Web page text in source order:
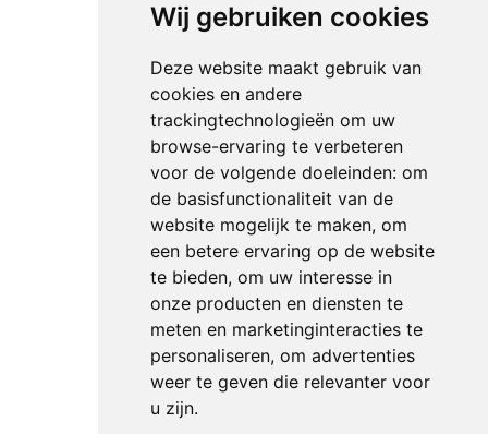
Wij gebruiken cookies
Deze website maakt gebruik van
cookies en andere
trackingtechnologieën om uw
browse-ervaring te verbeteren
voor de volgende doeleinden: om
de basisfunctionaliteit van de
website mogelijk te maken, om
een betere ervaring op de website
te bieden, om uw interesse in
onze producten en diensten te
meten en marketinginteracties te
personaliseren, om advertenties
weer te geven die relevanter voor
u zijn.